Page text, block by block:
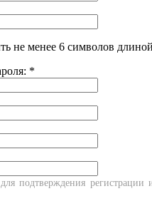
не менее 6 символов
*
подтверждения регистрации